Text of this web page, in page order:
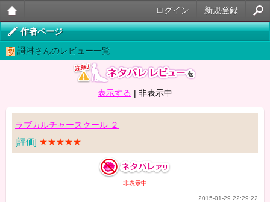
大人
のケ
能小
新規登録
ログイン
作者ページ
謌淋さんのレビュー一覧
表示する | 非表示中
ラブカルチャースクール ２
[評価] ★★★★★
非表示中
2015-01-29 22:29:22